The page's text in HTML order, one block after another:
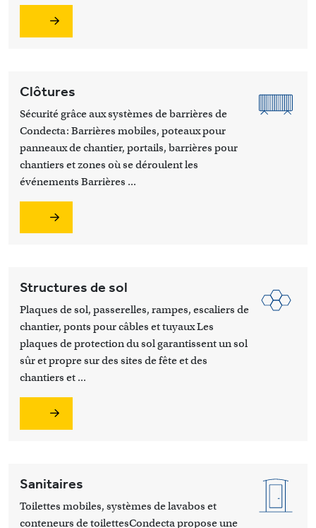
Clôtures
Sécurité grâce aux systèmes de barrières de
Condecta: Barrières mobiles, poteaux pour
panneaux de chantier, portails, barrières pour
chantiers et zones où se déroulent les
événements Barrières ...
Structures de sol
Plaques de sol, passerelles, rampes, escaliers de
chantier, ponts pour câbles et tuyaux Les
plaques de protection du sol garantissent un sol
sûr et propre sur des sites de fête et des
chantiers et ...
Sanitaires
Toilettes mobiles, systèmes de lavabos et
conteneurs de toilettesCondecta propose une